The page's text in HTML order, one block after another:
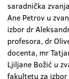
saradnička
Ane Petrov u
izbor dr
profesora, dr
docenta, mr
Ljiljane Božić u
fakultetu za izbor